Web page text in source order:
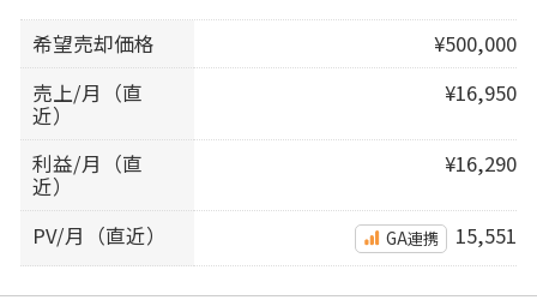
希望売却価格
¥500,000
売上/月（直
近）
¥16,950
利益/月（直
近）
¥16,290
PV/月（直近） GA連携 15,551